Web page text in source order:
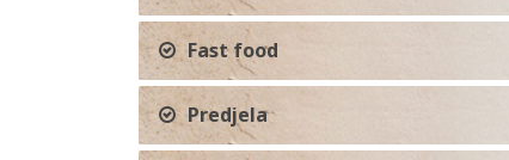
Fast food
Predjela